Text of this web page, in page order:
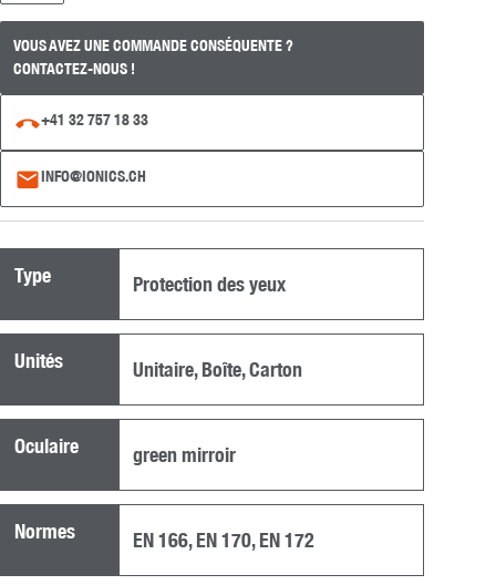
VOUS AVEZ UNE COMMANDE CONSÉQUENTE ?
CONTACTEZ-NOUS !
+41 32 757 18 33
INFO@IONICS.CH
Type Protection des yeux
Unités Unitaire,Boîte,Carton
Oculaire green mirroir
Normes EN 166,EN 170,EN 172